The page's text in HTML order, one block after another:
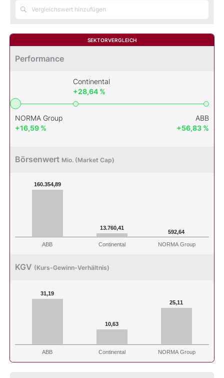
SEKTORVERGLEICH
Performance
NORMA Group
+16,59 %
Continental
+28,64 %
ABB
+56,83 %
Börsenwert Mio. (Market Cap)
160.354,89
13.760,41
592,64
ABB Continental NORMA Group
KGV (Kurs-Gewinn-Verhältnis)
31,19
10,63
25,11
ABB Continental NORMA Group